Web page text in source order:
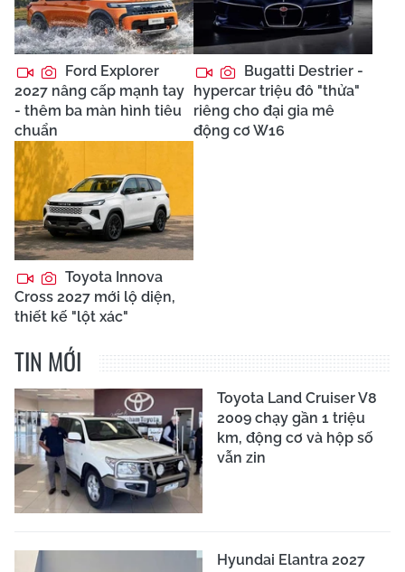
Ford Explorer
2027 nâng cấp mạnh tay
- thêm ba màn hình tiêu
chuẩn
Bugatti Destrier -
hypercar triệu đô "thửa"
riêng cho đại gia mê
động cơ W16
Toyota Innova
Cross 2027 mới lộ diện,
thiết kế "lột xác"
TIN MỚI
Toyota Land Cruiser V8
2009 chạy gần 1 triệu
km, động cơ và hộp số
vẫn zin
Hyundai Elantra 2027